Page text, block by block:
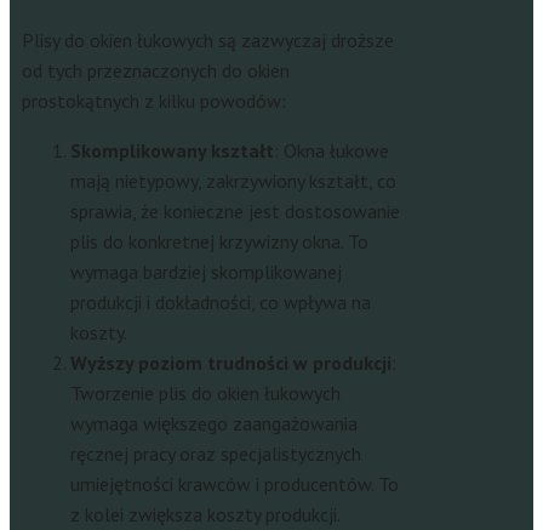
Plisy do okien łukowych są zazwyczaj droższe
od tych przeznaczonych do okien
prostokątnych z kilku powodów:
Skomplikowany kształt : Okna łukowe
mają nietypowy, zakrzywiony kształt, co
sprawia, że konieczne jest dostosowanie
plis do konkretnej krzywizny okna. To
wymaga bardziej skomplikowanej
produkcji i dokładności, co wpływa na
koszty.
Wyższy poziom trudności w produkcji
Tworzenie plis do okien łukowych
wymaga większego zaangażowania
ręcznej pracy oraz specjalistycznych
umiejętności krawców i producentów. To
z kolei zwiększa koszty produkcji.